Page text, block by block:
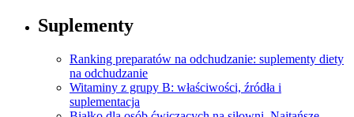
Suplementy
Ranking preparatów na odchudzanie: suplementy diety
na odchudzanie
Witaminy z grupy B: właściwości, źródła i
suplementacja